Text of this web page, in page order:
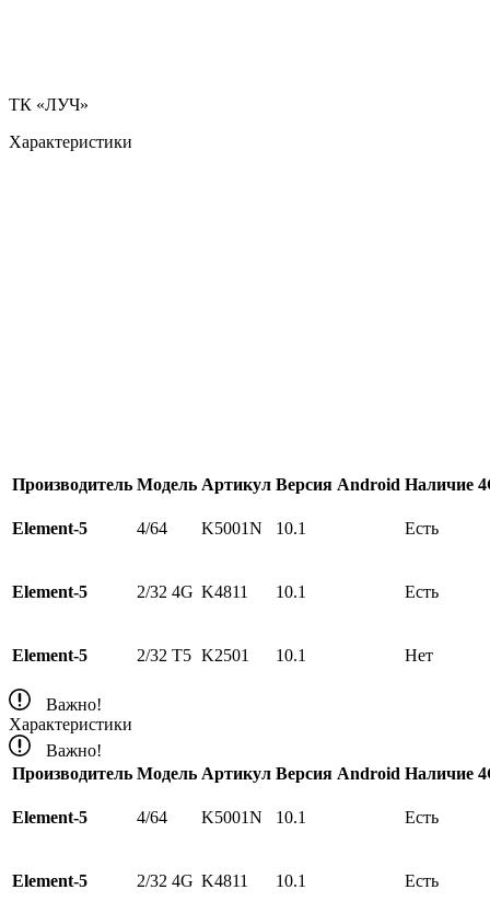
ТК «ЛУЧ»
Характеристики
Производитель Модель Артикул Версия Android Наличие
Element-5 4/64 K5001N 10.1 Есть
Element-5 2/32 4G K4811 10.1 Есть
Element-5 2/32 Т5 K2501 10.1 Нет
Важно!
Характеристики
Важно!
Производитель Модель Артикул Версия Android Наличие
Element-5 4/64 K5001N 10.1 Есть
Element-5 2/32 4G K4811 10.1 Есть